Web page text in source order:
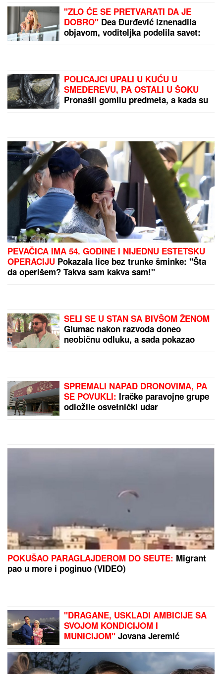
"ZLO ĆE SE PRETVARATI DA JE
DOBRO" Dea Đurđević iznenadila
objavom, voditeljka podelila savet:
POLICAJCI UPALI U KUĆU U
SMEDEREVU, PA OSTALI U ŠOKU
Pronašli gomilu predmeta, a kada su
PEVAČICA IMA 54. GODINE I NIJEDNU ESTETSKU
OPERACIJU Pokazala lice bez trunke šminke: "Šta
da operišem? Takva sam kakva sam!"
SELI SE U STAN SA BIVŠOM ŽENOM
Glumac nakon razvoda doneo
neobičnu odluku, a sada pokazao
SPREMALI NAPAD DRONOVIMA, PA
SE POVUKLI: Iračke paravojne grupe
odložile osvetnički udar
POKUŠAO PARAGLAJDEROM DO SEUTE: Migrant
pao u more i poginuo (VIDEO)
"DRAGANE, USKLADI AMBICIJE SA
SVOJOM KONDICIJOM I
MUNICIJOM" Jovana Jeremić
on poručuje šta mu je JEDINO
VAŽNO: "U tome je istina"